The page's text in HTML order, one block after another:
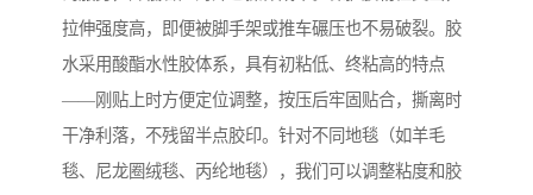
拉伸强度高，即便被脚手架或推车碾压也不易破裂。胶
水采用酸酯水性胶体系，具有初粘低、终粘高的特点
——刚贴上时方便定位调整，按压后牢固贴合，撕离时
干净利落，不残留半点胶印。针对不同地毯（如羊毛
毯、尼龙圈绒毯、丙纶地毯），我们可以调整粘度和胶